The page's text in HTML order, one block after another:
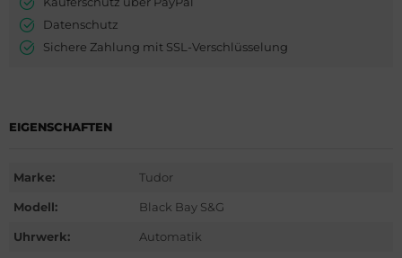
Datenschutz
Sichere Zahlung mit SSL-Verschlüsselung
EIGENSCHAFTEN
Marke: Tudor
Modell: Black Bay S&G
Uhrwerk: Automatik
LeCoultre
Heuer